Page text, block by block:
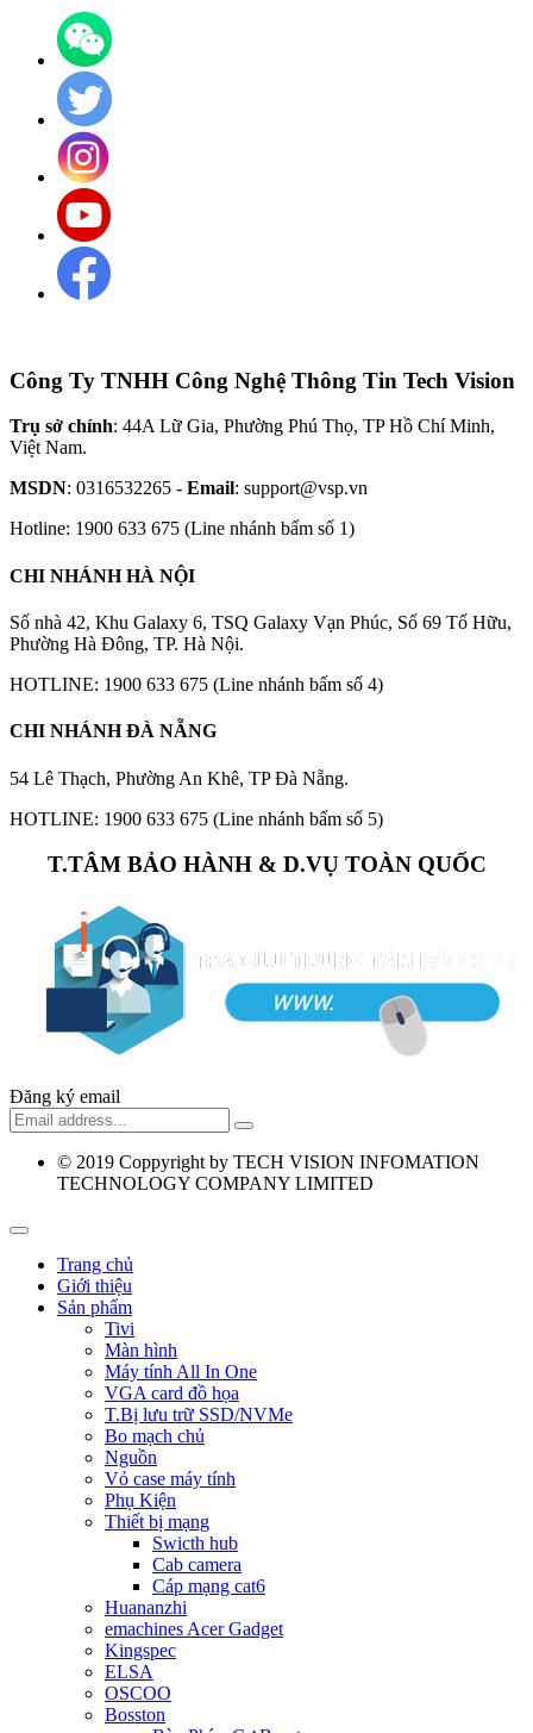
Công Ty TNHH Công Nghệ Thông Tin Tech Vision
Trụ sở chính: 44A Lữ Gia, Phường Phú Thọ, TP Hồ Chí Minh,
Việt Nam.
MSDN: 0316532265 - Email: support@vsp.vn
Hotline: 1900 633 675 (Line nhánh bấm số 1)
CHI NHÁNH HÀ NỘI
Số nhà 42, Khu Galaxy 6, TSQ Galaxy Vạn Phúc, Số 69 Tố Hữu,
Phường Hà Đông, TP. Hà Nội.
HOTLINE: 1900 633 675 (Line nhánh bấm số 4)
CHI NHÁNH ĐÀ NẴNG
54 Lê Thạch, Phường An Khê, TP Đà Nẵng.
HOTLINE: 1900 633 675 (Line nhánh bấm số 5)
T.TÂM BẢO HÀNH & D.VỤ TOÀN QUỐC
Đăng ký email
© 2019 Coppyright by TECH VISION INFOMATION
TECHNOLOGY COMPANY LIMITED
Trang chủ
Giới thiệu
Sản phẩm
Tivi
Màn hình
Máy tính All In One
VGA card đồ họa
T.Bị lưu trữ SSD/NVMe
Bo mạch chủ
Nguồn
Vỏ case máy tính
Phụ Kiện
Thiết bị mạng
Swicth hub
Cab camera
Cáp mạng cat6
Huananzhi
emachines Acer Gadget
Kingspec
ELSA
OSCOO
Bosston